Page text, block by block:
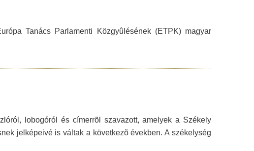
Tanács Parlamenti Közgyûlésének (ETPK) magyar
lobogóról és címerrõl szavazott, amelyek a Székely
jelképeivé is váltak a következõ években. A székelység